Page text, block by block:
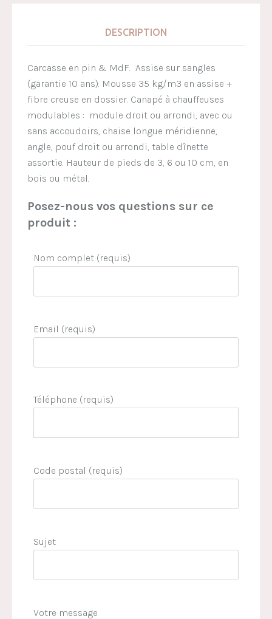
DESCRIPTION
Carcasse en pin & MdF. Assise sur sangles
(garantie 10 ans). Mousse 35 kg/m3 en assise +
fibre creuse en dossier. Canapé à chauffeuses
modulables : module droit ou arrondi, avec ou
sans accoudoirs, chaise longue méridienne,
angle, pouf droit ou arrondi, table dînette
assortie. Hauteur de pieds de 3, 6 ou 10 cm, en
bois ou métal.
Posez-nous vos questions sur ce
produit :
Nom complet (requis)
Email (requis)
Téléphone (requis)
Code postal (requis)
Sujet
Votre message